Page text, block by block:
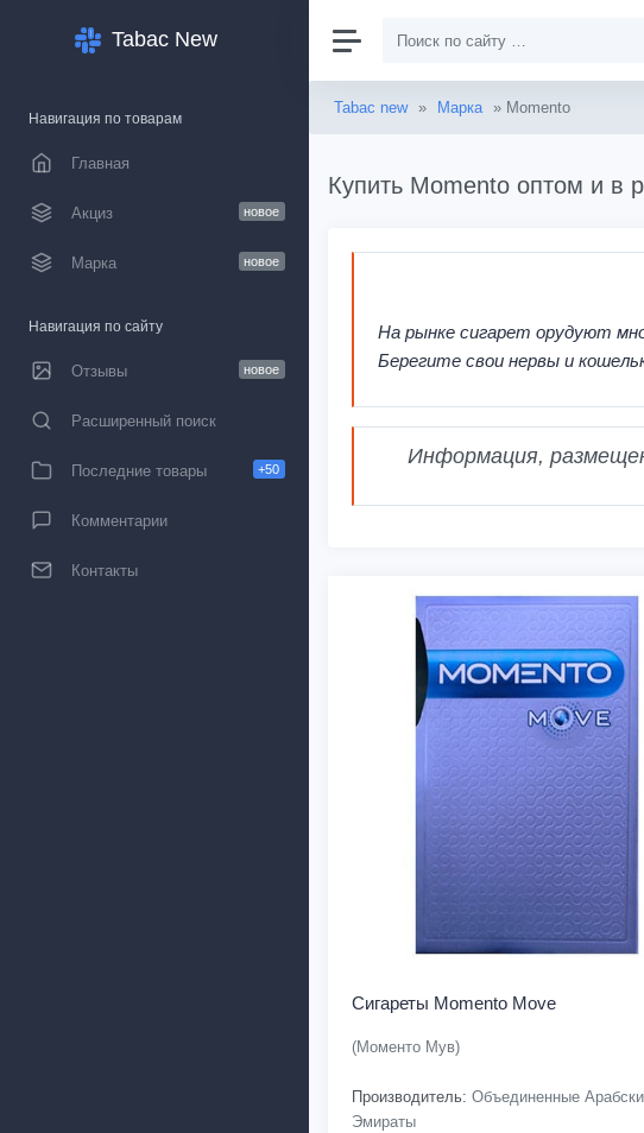
Tabac New
Навигация по товарам
Главная
Акциз новое
Марка новое
Навигация по сайту
Отзывы новое
Расширенный поиск
Последние товары +50
Комментарии
Контакты
Tabac new » Марка » Momento
Купить Momento оптом и в
На рынке сигарет орудуют
Берегите свои нервы и
Информация,
Сигареты Momento Move
(Моменто Мув)
Производитель: Объединенные
Эмираты